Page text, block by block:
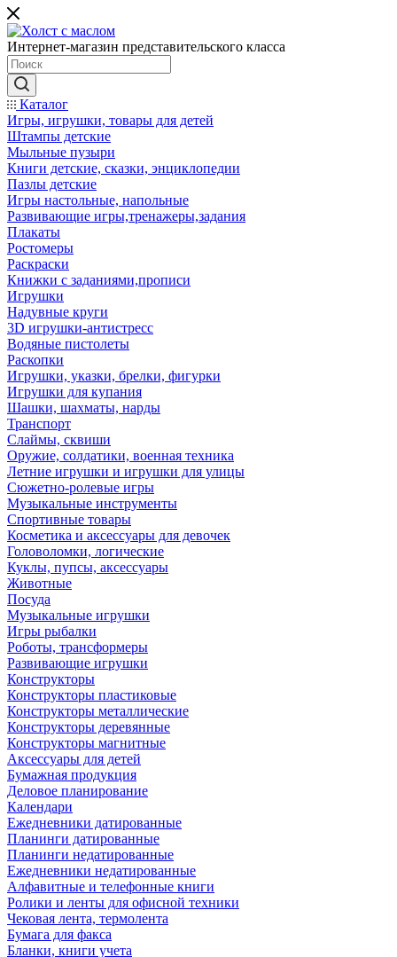
Интернет-магазин представительского класса
Каталог
Игры, игрушки, товары для детей
Штампы детские
Мыльные пузыри
Книги детские, сказки, энциклопедии
Пазлы детские
Игры настольные, напольные
Развивающие игры,тренажеры,задания
Плакаты
Ростомеры
Раскраски
Книжки с заданиями,прописи
Игрушки
Надувные круги
3D игрушки-антистресс
Водяные пистолеты
Раскопки
Игрушки, указки, брелки, фигурки
Игрушки для купания
Шашки, шахматы, нарды
Транспорт
Слаймы, сквиши
Оружие, солдатики, военная техника
Летние игрушки и игрушки для улицы
Сюжетно-ролевые игры
Музыкальные инструменты
Спортивные товары
Косметика и аксессуары для девочек
Головоломки, логические
Куклы, пупсы, аксессуары
Животные
Посуда
Музыкальные игрушки
Игры рыбалки
Роботы, трансформеры
Развивающие игрушки
Конструкторы
Конструкторы пластиковые
Конструкторы металлические
Конструкторы деревянные
Конструкторы магнитные
Аксессуары для детей
Бумажная продукция
Деловое планирование
Календари
Ежедневники датированные
Планинги датированные
Планинги недатированные
Ежедневники недатированные
Алфавитные и телефонные книги
Ролики и ленты для офисной техники
Чековая лента, термолента
Бумага для факса
Бланки, книги учета